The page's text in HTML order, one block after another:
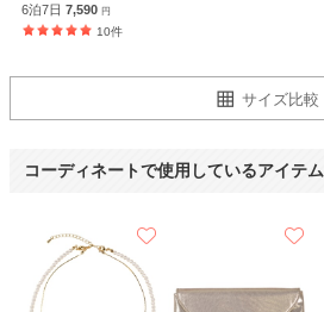
6泊7日 7,590 円
10件
サイズ比較
コーディネートで使用しているアイテム